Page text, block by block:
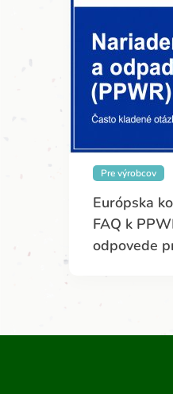
Pre výrobcov
Európska
FAQ k
odpovede